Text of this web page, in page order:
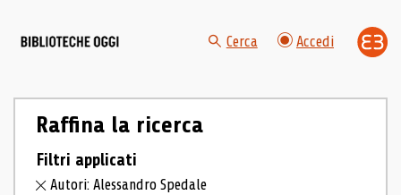
Cerca Accedi
Raffina la ricerca
Filtri applicati
Autori: Alessandro Spedale